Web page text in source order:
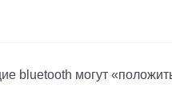
bluetooth могут